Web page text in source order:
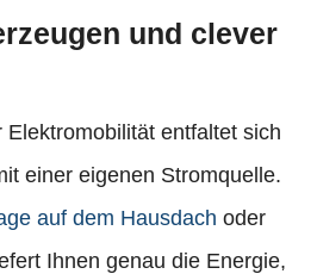
und clever
entfaltet sich
einer eigenen Stromquelle.
auf dem Hausdach oder
Ihnen genau die Energie,